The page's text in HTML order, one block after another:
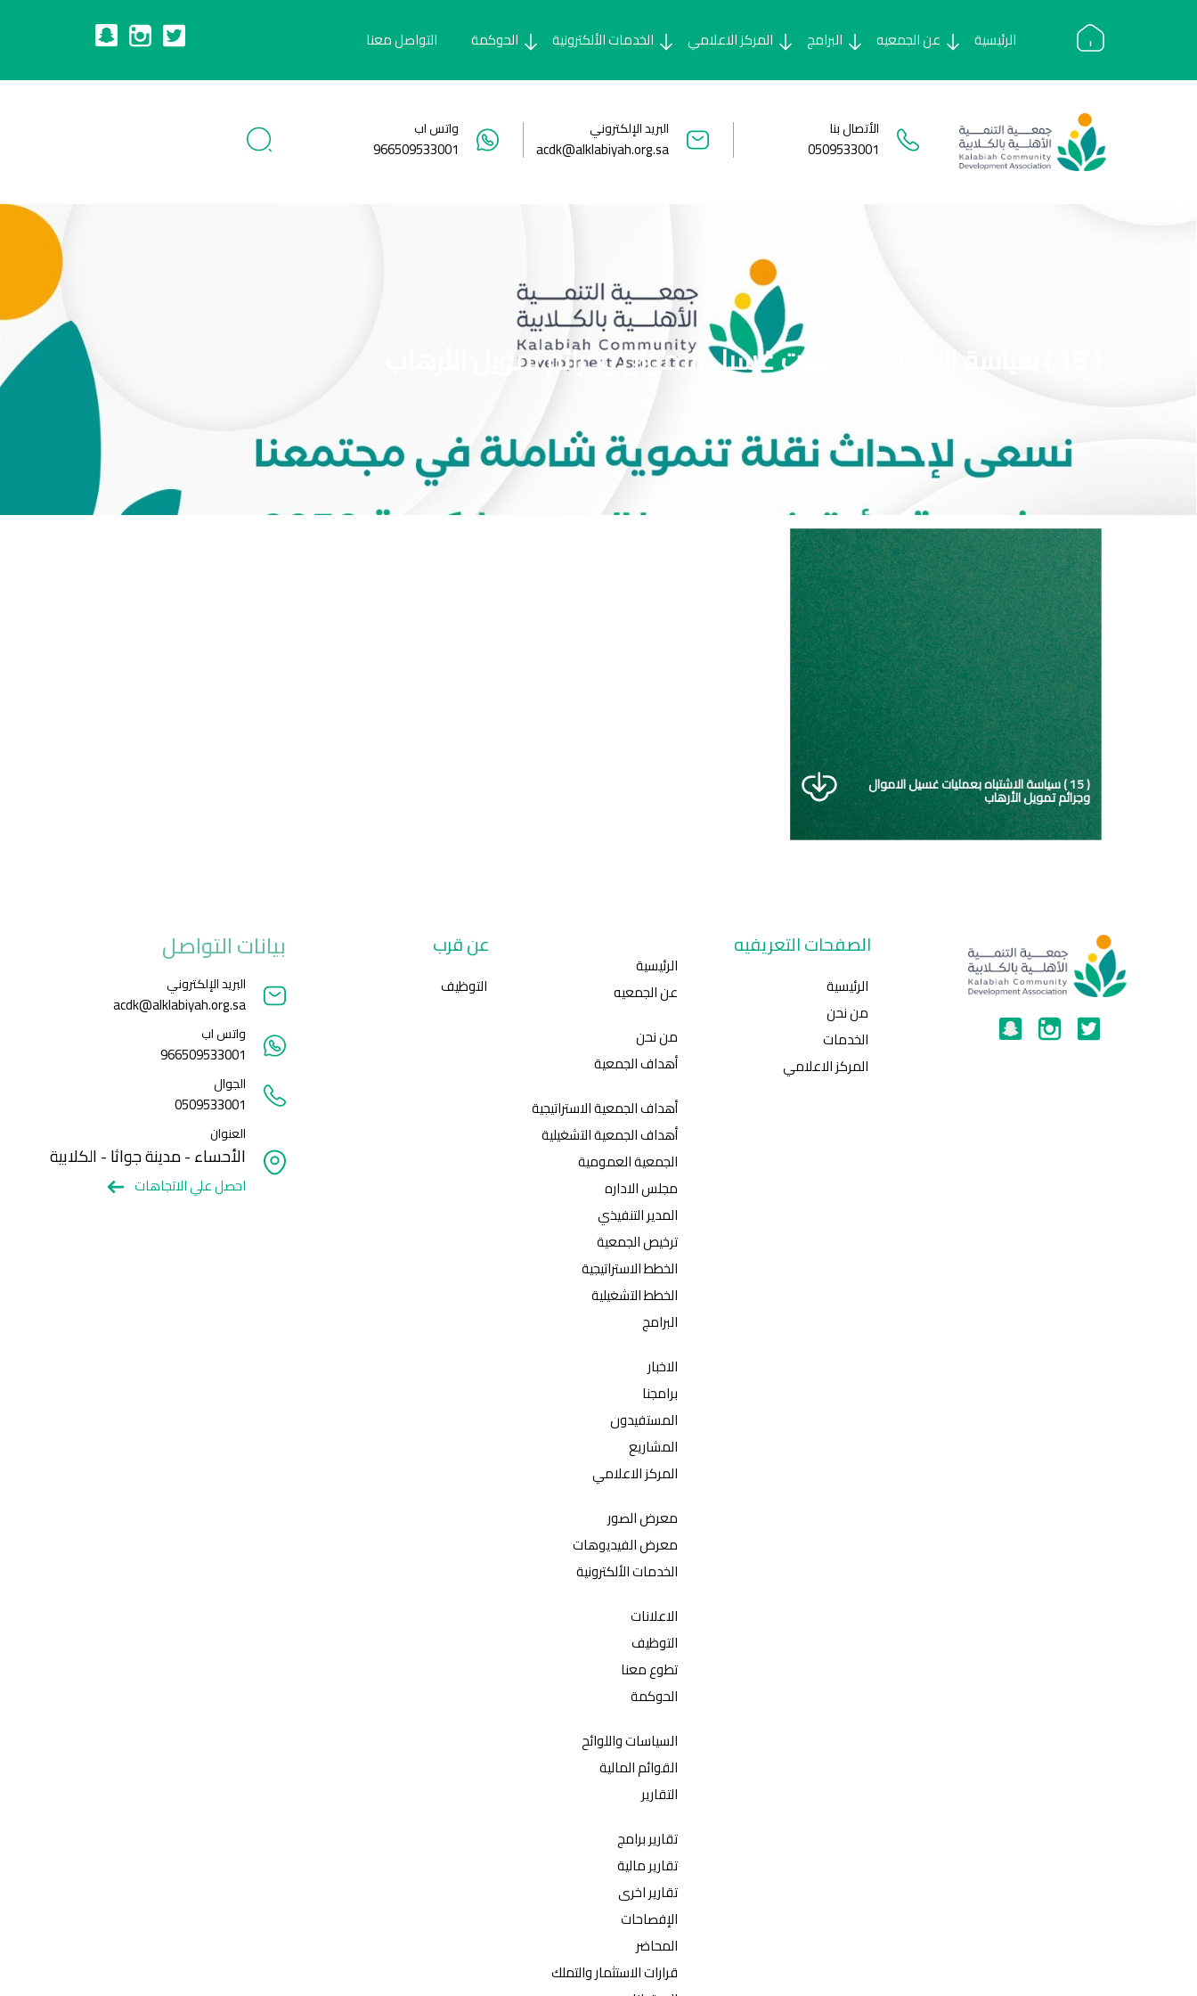
الرئيسية عن الجمعيه البرامج المركز الاعلامي الخدمات الألكترونية الحوكمة التواصل معنا
الأتصال بنا
0509533001
البريد الإلكتروني
acdk@alklabiyah.org.sa
واتس اب
966509533001
( 15 ) سياسة الاشتباه بعمليات غسيل الاموال
وجرائم تمويل الأرهاب
الصفحات التعريفيه
الرئيسية
من نحن
الخدمات
المركز الاعلامي
الرئيسية
عن الجمعيه
من نحن
أهداف الجمعية
أهداف الجمعية الاستراتيجية
أهداف الجمعية التشغيلية
الجمعية العمومية
مجلس الاداره
المدير التنفيذي
ترخيص الجمعية
الخطط الاستراتيجية
الخطط التشغيلية
البرامج
الاخبار
برامجنا
المستفيدون
المشاريع
المركز الاعلامي
معرض الصور
معرض الفيديوهات
الخدمات الألكترونية
الاعلانات
التوظيف
تطوع معنا
الحوكمة
السياسات واللوائح
القوائم المالية
التقارير
تقارير برامج
تقارير مالية
تقارير اخرى
الإفصاحات
المحاضر
قرارات الاستثمار والتملك
عن قرب
التوظيف
بيانات التواصل
البريد الإلكتروني
acdk@alklabiyah.org.sa
واتس اب
966509533001
الجوال
0509533001
العنوان
الأحساء - مدينة جواثا - الكلابية
احصل علي الاتجاهات